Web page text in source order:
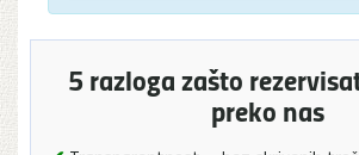
5 razloga zašto
preko nas